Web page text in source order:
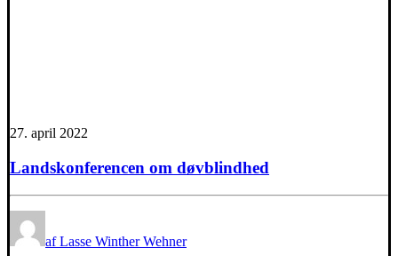
27. april 2022
Landskonferencen om døvblindhed
af Lasse Winther Wehner